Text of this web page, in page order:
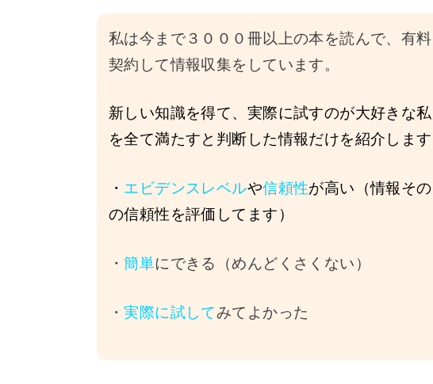
私は今まで３０００冊以上の本を読んで、有
契約して情報収集をしています。
新しい知識を得て、実際に試すのが大好きな
を全て満たすと判断した情報だけを紹介します
・ エビデンスレベルや信頼性が高い（情報そ
の信頼性を評価してます）
・簡単にできる（めんどくさくない）
・実際に試してみてよかった